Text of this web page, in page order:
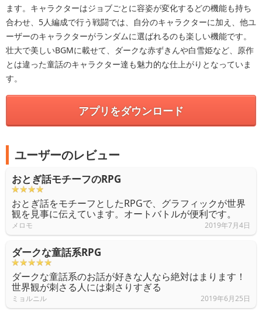
ます。キャラクターはジョブごとに容姿が変化するどの機能も持ち
合わせ、5人編成で行う戦闘では、自分のキャラクターに加え、他ユ
ーザーのキャラクターがランダムに選ばれるのも楽しい機能です。
壮大で美しいBGMに載せて、ダークな赤ずきんや白雪姫など、原作
とは違った童話のキャラクター達も魅力的な仕上がりとなっていま
す。
アプリをダウンロード
ユーザーのレビュー
おとぎ話モチーフのRPG
おとぎ話をモチーフとしたRPGで、グラフィックが世界
観を見事に伝えています。オートバトルが便利です。
メロモ 2019年7月4日
ダークな童話系RPG
ダークな童話系のお話が好きな人なら絶対はまります！
世界観が刺さる人には刺さりすぎる
ミョルニル 2019年6月25日